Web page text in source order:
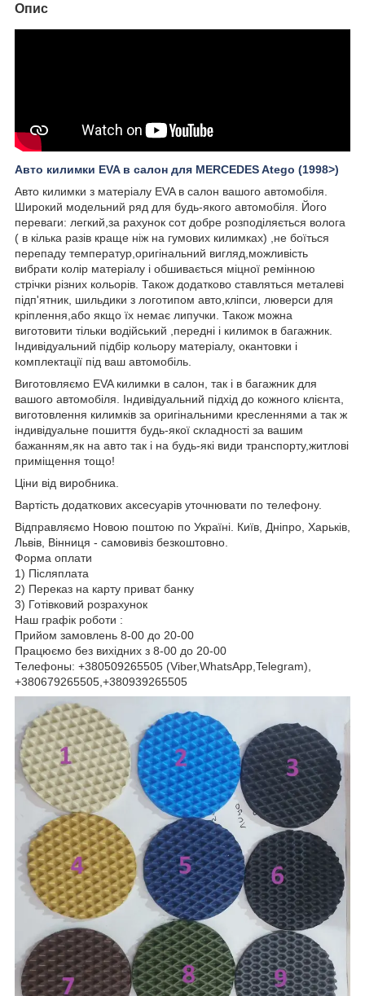
Опис
Авто килимки EVA в салон для MERCEDES Atego (1998>)
Авто килимки з матеріалу EVA в салон вашого автомобіля.
Широкий модельний ряд для будь-якого автомобіля. Його
переваги: легкий,за рахунок сот добре розподіляється волога
( в кілька разів краще ніж на гумових килимках) ,не боїться
перепаду температур,оригінальний вигляд,можливість
вибрати колір матеріалу і обшивається міцної ремінною
стрічки різних кольорів. Також додатково ставляться металеві
підп'ятник, шильдики з логотипом авто,кліпси, люверси для
кріплення,або якщо їх немає липучки. Також можна
виготовити тільки водійський ,передні і килимок в багажник.
Індивідуальний підбір кольору матеріалу, окантовки і
комплектації під ваш автомобіль.
Виготовляємо EVA килимки в салон, так і в багажник для
вашого автомобіля. Індивідуальний підхід до кожного клієнта,
виготовлення килимків за оригінальними кресленнями а так ж
індивідуальне пошиття будь-якої складності за вашим
бажанням,як на авто так і на будь-які види транспорту,житлові
приміщення тощо!
Ціни від виробника.
Вартість додаткових аксесуарів уточнювати по телефону.
Відправляємо Новою поштою по Україні. Київ, Дніпро, Харьків,
Львів, Вінниця - самовивіз безкоштовно.
Форма оплати
1) Післяплата
2) Переказ на карту приват банку
3) Готівковий розрахунок
Наш графік роботи :
Прийом замовлень 8-00 до 20-00
Працюємо без вихідних з 8-00 до 20-00
Телефоны: +380509265505 (Viber,WhatsApp,Telegram),
+380679265505,+380939265505